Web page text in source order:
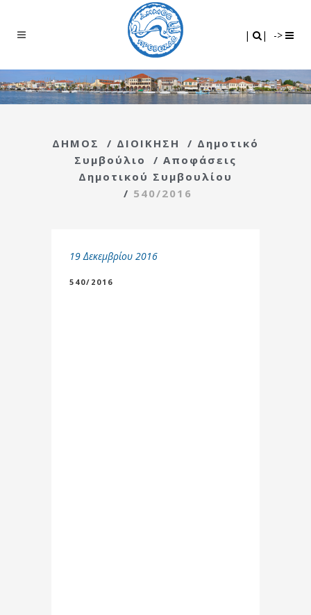
| | ->
ΔΗΜΟΣ / ΔΙΟΙΚΗΣΗ / Δημοτικό
Συμβούλιο
/ Αποφάσεις
Δημοτικού Συμβουλίου
/ 540/2016
19 Δεκεμβρίου 2016
540/2016